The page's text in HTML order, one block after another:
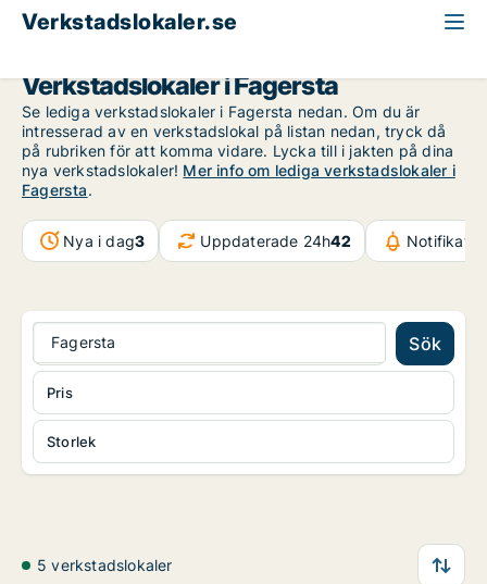
Verkstadslokaler.se
Verkstadslokaler i Fagersta
Se lediga verkstadslokaler i Fagersta nedan. Om du är
intresserad av en verkstadslokal på listan nedan, tryck då
på rubriken för att komma vidare. Lycka till i jakten på dina
nya verkstadslokaler! Mer info om lediga verkstadslokaler i
Fagersta.
Nya i dag3 Uppdaterade 24h42
Fagersta Sök
Storlek
Pris
5 verkstadslokaler